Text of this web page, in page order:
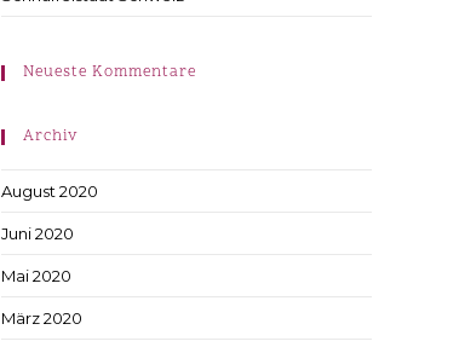
Neueste Kommentare
Archiv
August 2020
Juni 2020
Mai 2020
März 2020